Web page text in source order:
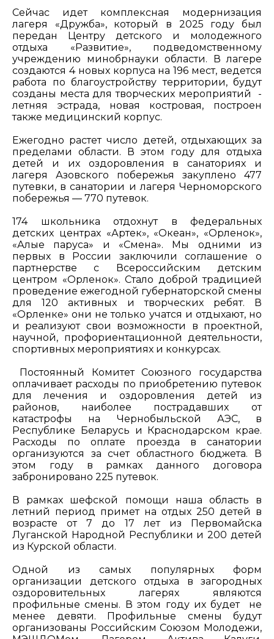
Сейчас идет комплексная модернизация
лагеря «Дружба», который в 2025 году был
передан Центру детского и молодежного
отдыха «Развитие», подведомственному
учреждению минобрнауки области. В лагере
создаются 4 новых корпуса на 196 мест, ведется
работа по благоустройству территории, будут
созданы места для творческих мероприятий -
летняя эстрада, новая костровая, построен
также медицинский корпус.
Ежегодно растет число детей, отдыхающих за
пределами области. В этом году для отдыха
детей и их оздоровления в санаториях и
лагеря Азовского побережья закуплено 477
путевки, в санатории и лагеря Черноморского
побережья — 770 путевок.
174 школьника отдохнут в федеральных
детских центрах «Артек», «Океан», «Орленок»,
«Алые паруса» и «Смена». Мы одними из
первых в России заключили соглашение о
партнерстве с Всероссийским детским
центром «Орленок». Стало доброй традицией
проведение ежегодной губернаторской смены
для 120 активных и творческих ребят. В
«Орленке» они не только учатся и отдыхают, но
и реализуют свои возможности в проектной,
научной, профориентационной деятельности,
спортивных мероприятиях и конкурсах.
Постоянный Комитет Союзного государства
оплачивает расходы по приобретению путевок
для лечения и оздоровления детей из
районов, наиболее пострадавших от
катастрофы на Чернобыльской АЭС, в
Республике Беларусь и Краснодарском крае.
Расходы по оплате проезда в санатории
организуются за счет областного бюджета. В
этом году в рамках данного договора
забронировано 225 путевок.
В рамках шефской помощи наша область в
летний период примет на отдых 250 детей в
возрасте от 7 до 17 лет из Первомайска
Луганской Народной Республики и 200 детей
из Курской области.
Одной из самых популярных форм
организации детского отдыха в загородных
оздоровительных лагерях являются
профильные смены. В этом году их будет не
менее девяти. Профильные смены будут
организованы Российским Союзом Молодежи,